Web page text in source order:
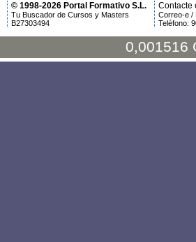
© 1998-2026 Portal Formativo S.L.
Tu Buscador de Cursos y Masters
B27303494
Contacte
Correo-e /
Teléfono:
0,001516